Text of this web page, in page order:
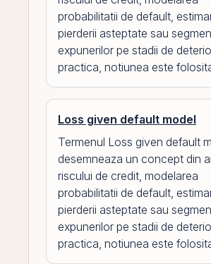
probabilitatii de default,
pierderii asteptate sau
expunerilor pe stadii de
practica, notiunea este
Loss given default model
Termenul Loss given default
desemneaza un concept din
riscului de credit, modelarea
probabilitatii de default,
pierderii asteptate sau
expunerilor pe stadii de
practica, notiunea este